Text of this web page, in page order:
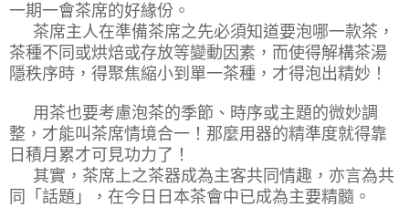
一期一會茶席的好緣份 。
茶席主人在準備茶席之先必須知道要泡哪一款茶，
茶種不同或烘焙或存放等變動因素，而使得解構茶湯
隱秩序時，得聚焦縮小到單一茶種，才得泡出精妙！
用茶也要考慮泡茶的季節、時序或主題的微妙調
整，才能叫茶席情境合一 ！那麼用器的精準度就得靠
日積月累才可見功力了！
其實，茶席上之茶器成為主客共同情趣，亦言為共
同「話題 」，在今日日本茶會中已成為主要精髓。